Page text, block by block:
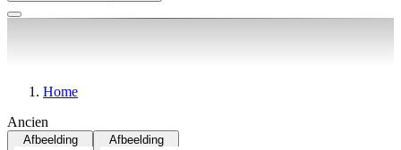
Home
Ancien
Afbeelding Afbeelding